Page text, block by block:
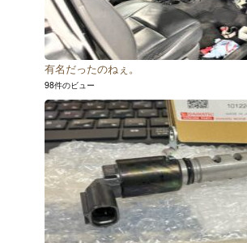
有名だったのねぇ。
98件のビュー